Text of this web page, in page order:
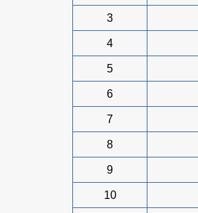
3
4
5
6
7
8
9
10